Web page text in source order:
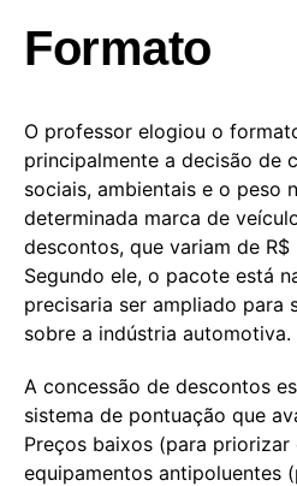
Formato
O professor elogiou o
principalmente a decisão de
sociais, ambientais e o peso
determinada marca de
descontos, que variam de R$
Segundo ele, o pacote está
precisaria ser ampliado para
sobre a indústria automotiva.
A concessão de descontos
sistema de pontuação que
Preços baixos (para
equipamentos antipoluentes